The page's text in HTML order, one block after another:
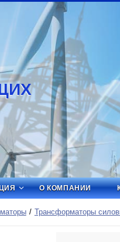
О КОМПАНИИ
Трансформаторы